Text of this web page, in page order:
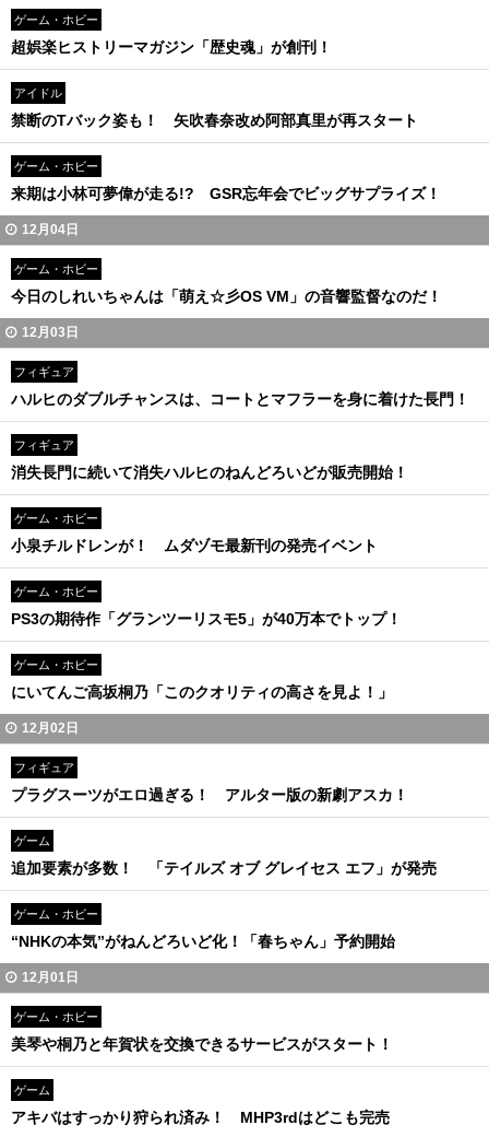
ゲーム・ホビー
超娯楽ヒストリーマガジン「歴史魂」が創刊！
アイドル
禁断のTバック姿も！ 矢吹春奈改め阿部真里が再スタート
ゲーム・ホビー
来期は小林可夢偉が走る!? GSR忘年会でビッグサプライズ！
12月04日
ゲーム・ホビー
今日のしれいちゃんは「萌え☆彡OS VM」の音響監督なのだ！
12月03日
フィギュア
ハルヒのダブルチャンスは、コートとマフラーを身に着けた長門！
フィギュア
消失長門に続いて消失ハルヒのねんどろいどが販売開始！
ゲーム・ホビー
小泉チルドレンが！ ムダヅモ最新刊の発売イベント
ゲーム・ホビー
PS3の期待作「グランツーリスモ5」が40万本でトップ！
ゲーム・ホビー
にいてんご高坂桐乃「このクオリティの高さを見よ！」
12月02日
フィギュア
プラグスーツがエロ過ぎる！ アルター版の新劇アスカ！
ゲーム
追加要素が多数！ 「テイルズ オブ グレイセス エフ」が発売
ゲーム・ホビー
“NHKの本気”がねんどろいど化！「春ちゃん」予約開始
12月01日
ゲーム・ホビー
美琴や桐乃と年賀状を交換できるサービスがスタート！
ゲーム
アキバはすっかり狩られ済み！ MHP3rdはどこも完売